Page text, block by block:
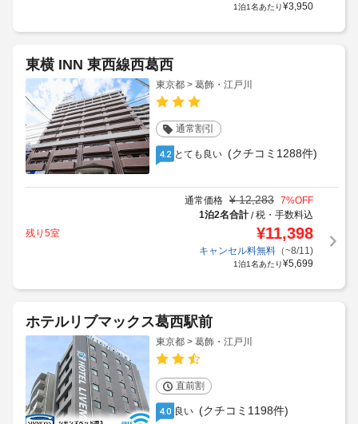
1泊1名あたり¥3,950
東横 INN 東西線西葛西
東京都 > 葛飾・江戸川
通常割引
4.2 とても良い (クチコミ1288件)
通常価格 ¥ 12,283 7%OFF
1泊2名合計/税・手数料込
残り5室
¥11,398
キャンセル料無料（~8/11)
1泊1名あたり¥5,699
ホテルリブマックス葛西駅前
東京都 > 葛飾・江戸川
直前割
4.0 良い (クチコミ1198件)